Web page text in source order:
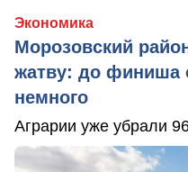
Экономика
Морозовский
жатву: до финиша
немного
Аграрии уже убрали